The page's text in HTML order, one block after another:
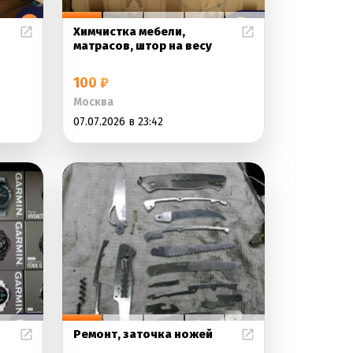
Химчистка мебели,
матрасов, штор на весу
100 ₽
Москва
07.07.2026 в 23:42
Ремонт, заточка ножей